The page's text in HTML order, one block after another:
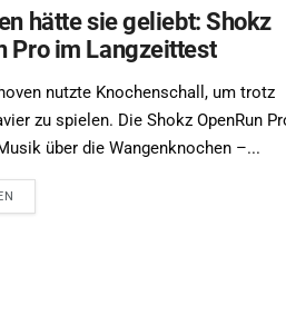
hätte sie geliebt: Shokz
Pro im Langzeittest
nutzte Knochenschall, um trotz
zu spielen. Die Shokz OpenRun
über die Wangenknochen –...